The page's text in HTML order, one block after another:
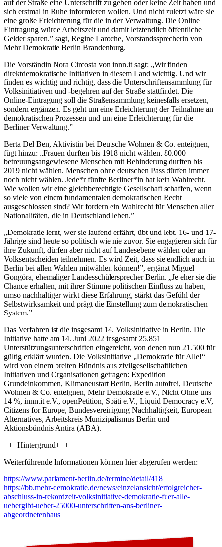
auf der Straße eine Unterschrift zu geben oder keine Zeit haben und
sich erstmal in Ruhe informieren wollen. Und nicht zuletzt wäre sie
eine große Erleichterung für die in der Verwaltung. Die Online
Eintragung würde Arbeitszeit und damit letztendlich öffentliche
Gelder sparen.” sagt, Regine Laroche, Vorstandssprecherin von
Mehr Demokratie Berlin Brandenburg.
Die Vorständin Nora Circosta von innn.it sagt: „Wir finden
direktdemokratische Initiativen in diesem Land wichtig. Und wir
finden es wichtig und richtig, dass die Unterschriftensammlung für
Volksinitiativen und -begehren auf der Straße stattfindet. Die
Online-Eintragung soll die Straßensammlung keinesfalls ersetzen,
sondern ergänzen. Es geht um eine Erleichterung der Teilnahme an
demokratischen Prozessen und um eine Erleichterung für die
Berliner Verwaltung.”
Berta Del Ben, Aktivistin bei Deutsche Wohnen & Co. enteignen,
fügt hinzu: „Frauen durften bis 1918 nicht wählen, 80.000
betreuungsangewiesene Menschen mit Behinderung durften bis
2019 nicht wählen. Menschen ohne deutschen Pass dürfen immer
noch nicht wählen. Jede*r fünfte Berliner*in hat kein Wahlrecht.
Wie wollen wir eine gleichberechtigte Gesellschaft schaffen, wenn
so viele von einem fundamentalen demokratischen Recht
ausgeschlossen sind? Wir fordern ein Wahlrecht für Menschen aller
Nationalitäten, die in Deutschland leben.”
„Demokratie lernt, wer sie laufend erfährt, übt und lebt. 16- und 17-
Jährige sind heute so politisch wie nie zuvor. Sie engagieren sich für
ihre Zukunft, dürfen aber nicht auf Landesebene wählen oder an
Volksentscheiden teilnehmen. Es wird Zeit, dass sie endlich auch in
Berlin bei allen Wahlen mitwählen können!”, ergänzt Miguel
Gongóra, ehemaliger Landesschülersprecher Berlin. „Je eher sie die
Chance erhalten, mit ihrer Stimme politischen Einfluss zu haben,
umso nachhaltiger wirkt diese Erfahrung, stärkt das Gefühl der
Selbstwirksamkeit und prägt die Einstellung zum demokratischen
System.”
Das Verfahren ist die insgesamt 14. Volksinitiative in Berlin. Die
Initiative hatte am 14. Juni 2022 insgesamt 25.851
Unterstützungsunterschriften eingereicht, von denen nun 21.500 für
gültig erklärt wurden. Die Volksinitiative „Demokratie für Alle!“
wird von einem breiten Bündnis aus zivilgesellschaftlichen
Initiativen und Organisationen getragen: Expedition
Grundeinkommen, Klimaneustart Berlin, Berlin autofrei, Deutsche
Wohnen & Co. enteignen, Mehr Demokratie e.V., Nicht Ohne uns
14 %, innn.it e.V., openPetition, Späti e.V., Liquid Democracy e.V,
Citizens for Europe, Bundesvereinigung Nachhaltigkeit, European
Alternatives, Arbeitskreis Munizipalismus Berlin und
Aktionsbündnis Antira (ABA).
+++Hintergrund+++
Weiterführende Informationen können hier abgerufen werden:
https://www.parlament-berlin.de/termine/detail/418
https://bb.mehr-demokratie.de/news/einzelansicht/erfolgreicher-
abschluss-in-rekordzeit-volksinitiative-demokratie-fuer-alle-
uebergibt-ueber-25000-unterschriften-ans-berliner-
abgeordnetenhaus